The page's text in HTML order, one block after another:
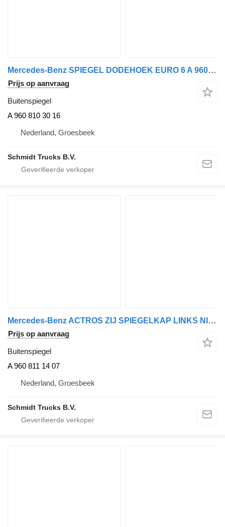
Mercedes-Benz SPIEGEL DODEHOEK EURO 6 A 960 810 30 16 buitenspiegel voor vrachtwagen
Prijs op aanvraag
Buitenspiegel
A 960 810 30 16
Nederland, Groesbeek
Schmidt Trucks B.V.
Mercedes-Benz ACTROS ZIJ SPIEGELKAP LINKS NIEUW EURO 6 A 960 811 14 07 buitenspiegel voor vrachtwagen
Prijs op aanvraag
Buitenspiegel
A 960 811 14 07
Nederland, Groesbeek
Schmidt Trucks B.V.